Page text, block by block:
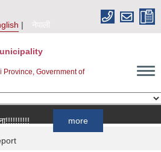
नेपाली
Province, Government of